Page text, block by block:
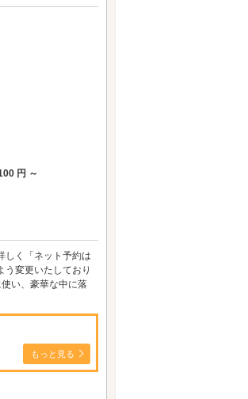
円 ～
しく「ネット予約は
う変更いたしており
い、豪華な中に落
もっと見る